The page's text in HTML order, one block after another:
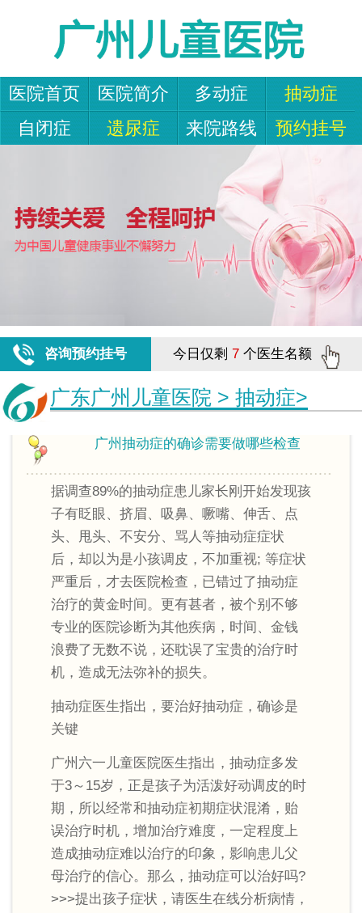
医院首页 医院简介 多动症
抽动症
自闭症
遗尿症 来院路线 预约挂号
咨询预约挂号 今日仅剩 7 个医生名额
广东广州儿童医院 > 抽动症>
广州抽动症的确诊需要做哪些检查
据调查89%的抽动症患儿家长刚开始发现孩
子有眨眼、挤眉、吸鼻、噘嘴、伸舌、点
头、甩头、不安分、骂人等抽动症症状
后，却以为是小孩调皮，不加重视; 等症状
严重后，才去医院检查，已错过了抽动症
治疗的黄金时间。更有甚者，被个别不够
专业的医院诊断为其他疾病，时间、金钱
浪费了无数不说，还耽误了宝贵的治疗时
机，造成无法弥补的损失。
抽动症医生指出，要治好抽动症，确诊是
关键
广州六一儿童医院医生指出，抽动症多发
于3～15岁，正是孩子为活泼好动调皮的时
期，所以经常和抽动症初期症状混淆，贻
误治疗时机，增加治疗难度，一定程度上
造成抽动症难以治疗的印象，影响患儿父
母治疗的信心。那么，抽动症可以治好吗?
>>>提出孩子症状，请医生在线分析病情，